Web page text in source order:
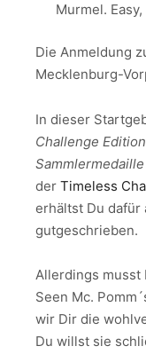
Murmel.
Die Anmeldung
Mecklenburg-
In dieser
Challenge
Sammlermedaille
der Timeless
erhältst Du
gutgeschrieben.
Allerdings musst
Seen Mc.
wir Dir die
Du willst sie